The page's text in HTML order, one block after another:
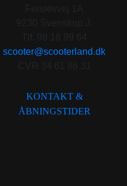
scooter@scooterland.dk
KONTAKT &
ÅBNINGSTIDER